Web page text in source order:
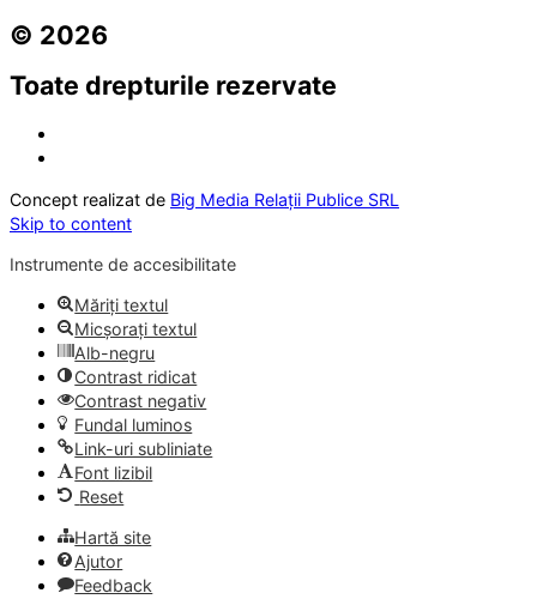
© 2026
Toate drepturile rezervate
Concept realizat de Big Media Relații Publice SRL
Skip to content
Instrumente de accesibilitate
Măriți textul
Micșorați textul
Alb-negru
Contrast ridicat
Contrast negativ
Fundal luminos
Link-uri subliniate
Font lizibil
Reset
Hartă site
Ajutor
Feedback